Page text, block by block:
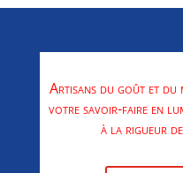
Artisans du goût et du
votre savoir-faire en
à la rigueur